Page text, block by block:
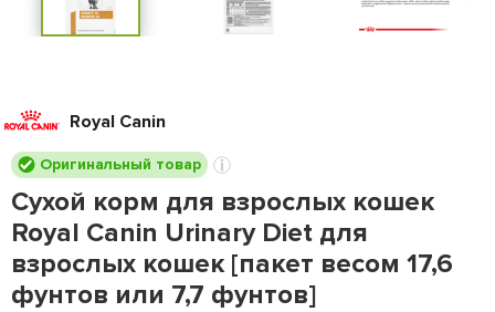
Royal Canin
Оригинальный товар
Сухой корм для взрослых кошек
Royal Canin Urinary Diet для
взрослых кошек [пакет весом 17,6
фунтов или 7,7 фунтов]